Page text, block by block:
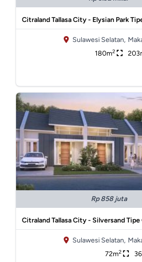
Citraland Tallasa City - Elysian Park
Sulawesi Selatan,
180m2
Rp 858 juta
Citraland Tallasa City - Silversand Tipe
Sulawesi Selatan,
72m2